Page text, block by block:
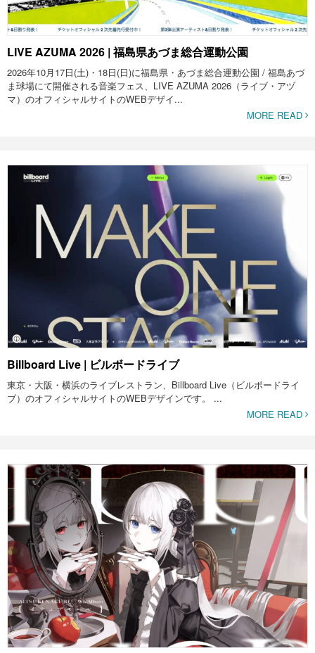
LIVE AZUMA 2026 | 福島県あづま総合運動公園
2026年10月17日(土)・18日(日)に福島県・あづま総合運動公園 / 福島あづ
ま球場にて開催される音楽フェス、LIVE AZUMA 2026（ライブ・アヅ
マ）のオフィシャルサイトのWEBデザイ...
MORE READ
Billboard Live | ビルボードライブ
東京・大阪・横浜のライブレストラン、Billboard Live（ビルボードライ
ブ）のオフィシャルサイトのWEBデザインです。 ...
MORE READ